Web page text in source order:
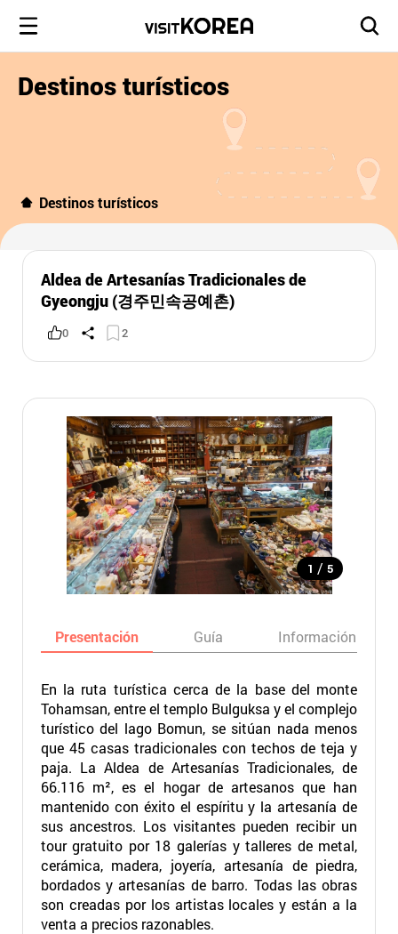
Destinos turísticos
Destinos turísticos
Aldea de Artesanías Tradicionales de
Gyeongju (경주민속공예촌)
0 2
1 / 5
Presentación Guía Información
En la ruta turística cerca de la base del monte
Tohamsan, entre el templo Bulguksa y el complejo
turístico del lago Bomun, se sitúan nada menos
que 45 casas tradicionales con techos de teja y
paja. La Aldea de Artesanías Tradicionales, de
66.116 m², es el hogar de artesanos que han
mantenido con éxito el espíritu y la artesanía de
sus ancestros. Los visitantes pueden recibir un
tour gratuito por 18 galerías y talleres de metal,
cerámica, madera, joyería, artesanía de piedra,
bordados y artesanías de barro. Todas las obras
son creadas por los artistas locales y están a la
venta a precios razonables.